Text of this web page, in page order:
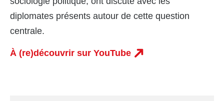
diplomates présents autour de cette question
centrale.
À (re)découvrir sur YouTube